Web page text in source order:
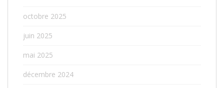
octobre 2025
juin 2025
mai 2025
décembre 2024